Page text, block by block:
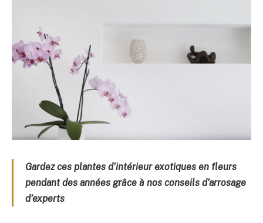
Gardez ces plantes d’intérieur exotiques en fleurs
pendant des années grâce à nos conseils d’arrosage
d’experts